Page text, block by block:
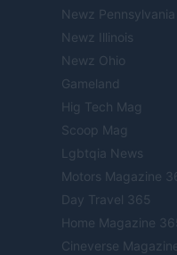
Newz Pennsylvania
Newz Illinois
Newz Ohio
Gameland
Hig Tech Mag
Scoop Mag
Lgbtqia News
Motors Magazine
Day Travel 365
Home Magazine
Cineverse